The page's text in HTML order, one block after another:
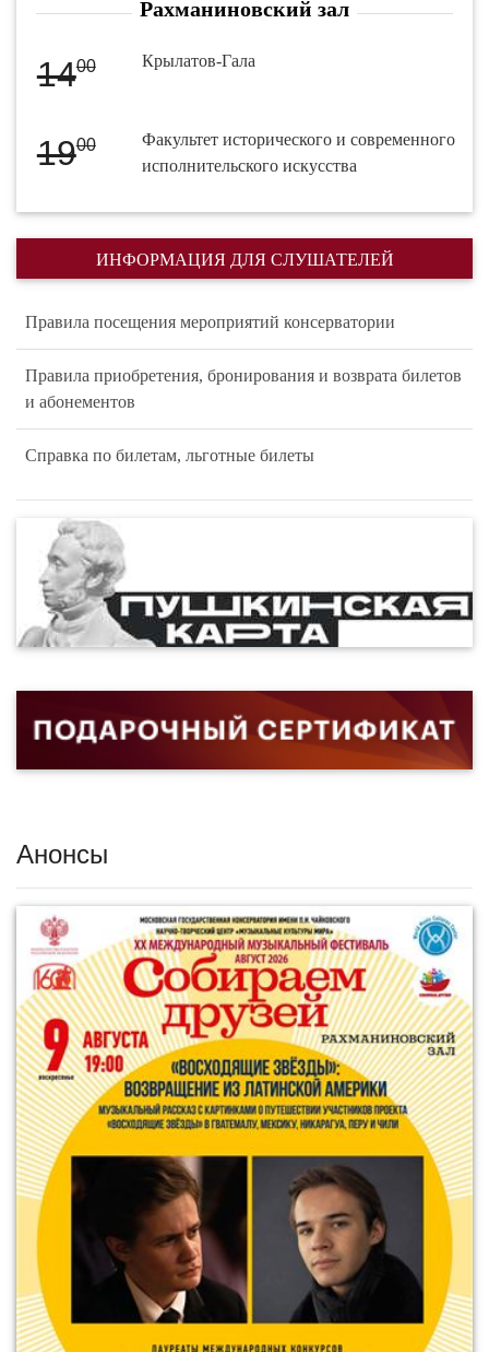
Рахманиновский зал
1400 Крылатов-Гала
1900
Факультет исторического и современного
исполнительского искусства
ИНФОРМАЦИЯ ДЛЯ СЛУШАТЕЛЕЙ
Правила посещения мероприятий консерватории
Правила приобретения, бронирования и возврата билетов
и абонементов
Справка по билетам, льготные билеты
Анонсы